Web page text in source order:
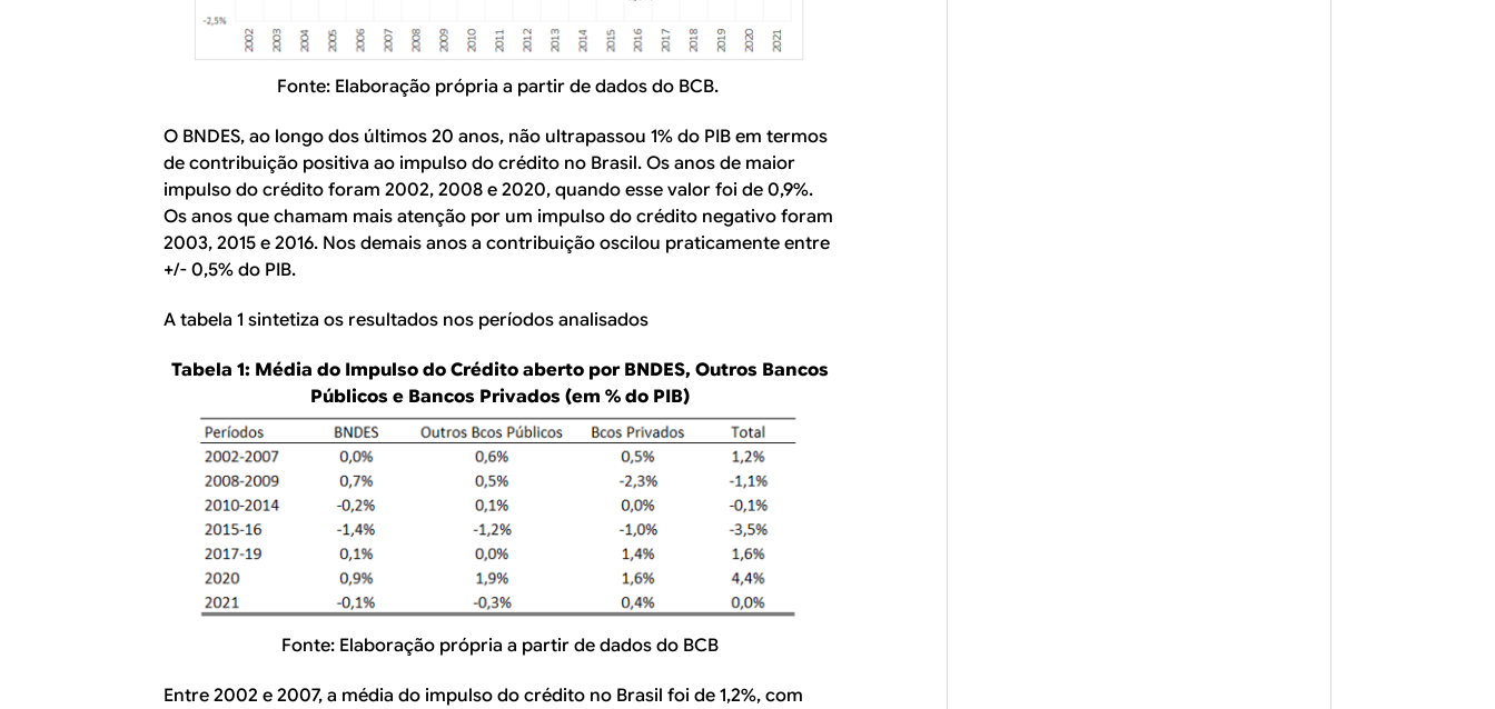
Fonte: Elaboração própria a partir de dados do BCB.
O BNDES, ao longo dos últimos 20 anos, não ultrapassou 1% do PIB em termos
de contribuição positiva ao impulso do crédito no Brasil. Os anos de maior
impulso do crédito foram 2002, 2008 e 2020, quando esse valor foi de 0,9%.
Os anos que chamam mais atenção por um impulso do crédito negativo foram
2003, 2015 e 2016. Nos demais anos a contribuição oscilou praticamente entre
+/- 0,5% do PIB.
A tabela 1 sintetiza os resultados nos períodos analisados
Tabela 1: Média do Impulso do Crédito aberto por BNDES, Outros Bancos
Públicos e Bancos Privados (em % do PIB)
Fonte: Elaboração própria a partir de dados do BCB
Entre 2002 e 2007, a média do impulso do crédito no Brasil foi de 1,2%, com